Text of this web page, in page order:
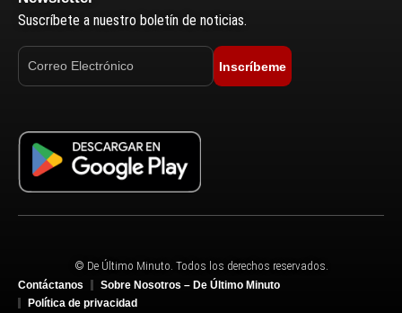
Suscríbete a nuestro boletín de noticias.
Inscríbeme
© De Último Minuto. Todos los derechos reservados.
Contáctanos
Sobre Nosotros – De Último Minuto
Política de privacidad